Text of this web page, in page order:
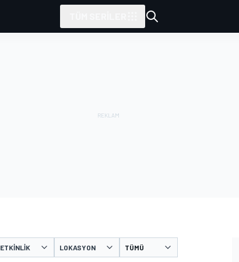
ETKINLIK LOKASYON